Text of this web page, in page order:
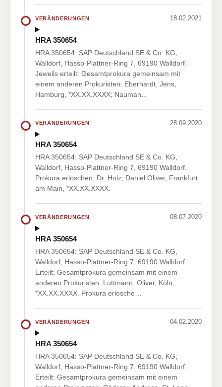
VERÄNDERUNGEN 18.02.2021
HRA 350654
HRA 350654: SAP Deutschland SE & Co. KG,
Walldorf, Hasso-Plattner-Ring 7, 69190 Walldorf.
Jeweils erteilt: Gesamtprokura gemeinsam mit
einem anderen Prokuristen: Eberhardt, Jens,
Hamburg, *XX.XX.XXXX; Nauman…
VERÄNDERUNGEN 28.09.2020
HRA 350654
HRA 350654: SAP Deutschland SE & Co. KG,
Walldorf, Hasso-Plattner-Ring 7, 69190 Walldorf.
Prokura erloschen: Dr. Holz, Daniel Oliver, Frankfurt
am Main, *XX.XX.XXXX.
VERÄNDERUNGEN 08.07.2020
HRA 350654
HRA 350654: SAP Deutschland SE & Co. KG,
Walldorf, Hasso-Plattner-Ring 7, 69190 Walldorf.
Erteilt: Gesamtprokura gemeinsam mit einem
anderen Prokuristen: Luttmann, Oliver, Köln,
*XX.XX.XXXX. Prokura erlosche…
VERÄNDERUNGEN 04.02.2020
HRA 350654
HRA 350654: SAP Deutschland SE & Co. KG,
Walldorf, Hasso-Plattner-Ring 7, 69190 Walldorf.
Erteilt: Gesamtprokura gemeinsam mit einem